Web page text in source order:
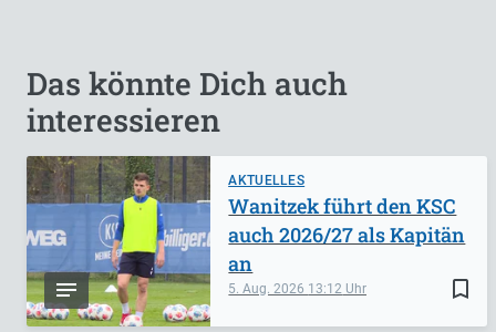
Das könnte Dich auch
interessieren
AKTUELLES
bookmark_border
5. Aug. 2026 13:12
Wanitzek führt den KSC
auch 2026/27 als Kapitän
an